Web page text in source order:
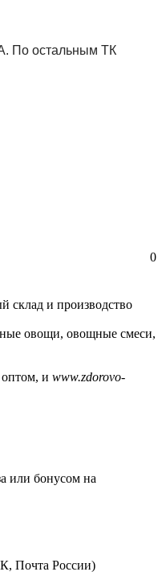
По остальным ТК
0
склад и производство
овощи, овощные смеси,
и www.zdorovo-
или бонусом на
Почта России)